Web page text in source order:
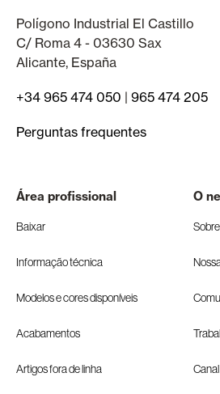
Polígono Industrial El Castillo
C/ Roma 4 - 03630 Sax
Alicante, España
+34 965 474 050 | 965 474 205
Perguntas frequentes
Área profissional
Baixar
Informação técnica
Modelos e cores disponíveis
Acabamentos
Artigos fora de linha
O